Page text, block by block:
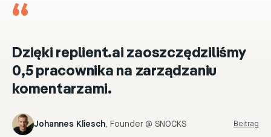
“
Dzięki replient.ai zaoszczędziliśmy
0,5 pracownika na zarządzaniu
komentarzami.
Johannes Kliesch, Founder @ SNOCKS Beitrag